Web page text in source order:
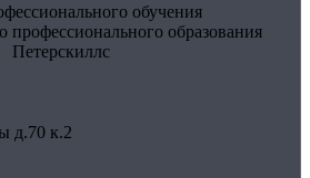
обучения
профессионального образования
Петерскиллс
д.70 к.2